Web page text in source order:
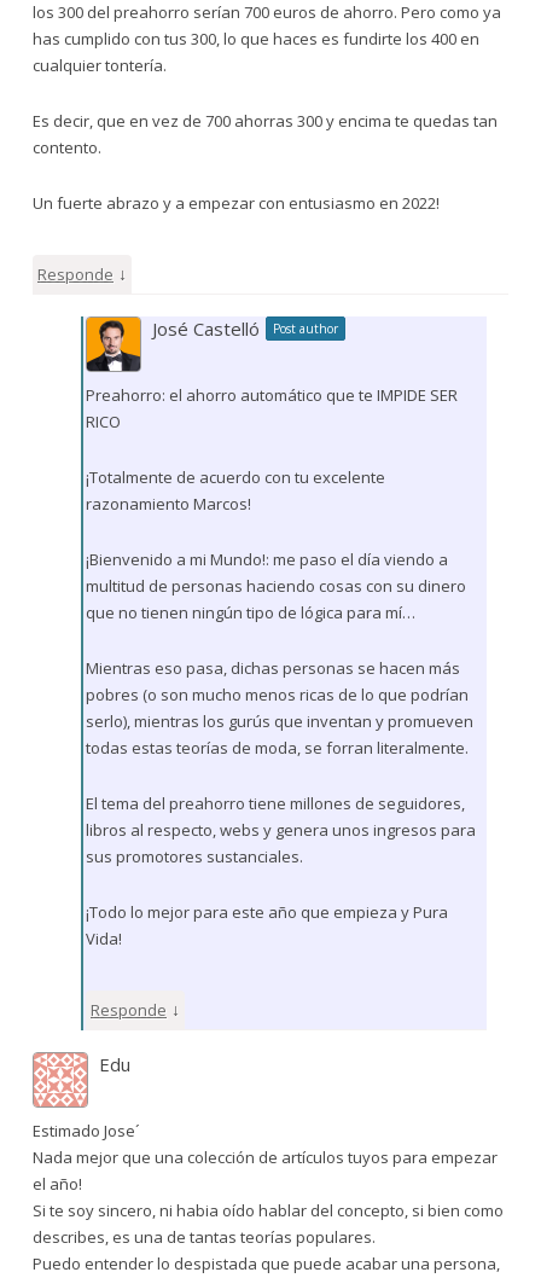
los 300 del preahorro serían 700 euros de ahorro. Pero como ya
has cumplido con tus 300, lo que haces es fundirte los 400 en
cualquier tontería.
Es decir, que en vez de 700 ahorras 300 y encima te quedas tan
contento.
Un fuerte abrazo y a empezar con entusiasmo en 2022!
Responde ↓
José Castelló Post author
Preahorro: el ahorro automático que te IMPIDE SER
RICO
¡Totalmente de acuerdo con tu excelente
razonamiento Marcos!
¡Bienvenido a mi Mundo!: me paso el día viendo a
multitud de personas haciendo cosas con su dinero
que no tienen ningún tipo de lógica para mí…
Mientras eso pasa, dichas personas se hacen más
pobres (o son mucho menos ricas de lo que podrían
serlo), mientras los gurús que inventan y promueven
todas estas teorías de moda, se forran literalmente.
El tema del preahorro tiene millones de seguidores,
libros al respecto, webs y genera unos ingresos para
sus promotores sustanciales.
¡Todo lo mejor para este año que empieza y Pura
Vida!
Responde ↓
Edu
Estimado Jose´
Nada mejor que una colección de artículos tuyos para empezar
el año!
Si te soy sincero, ni habia oído hablar del concepto, si bien como
describes, es una de tantas teorías populares.
Puedo entender lo despistada que puede acabar una persona,